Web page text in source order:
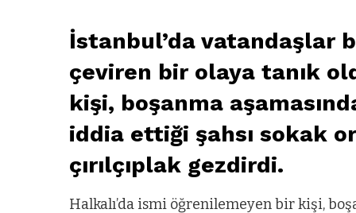
İstanbul’da vatandaşlar
çeviren bir olaya tanık
kişi, boşanma
iddia ettiği şahsı sokak
çırılçıplak gezdirdi.
Halkalı’da ismi öğrenilemeyen bir kişi,